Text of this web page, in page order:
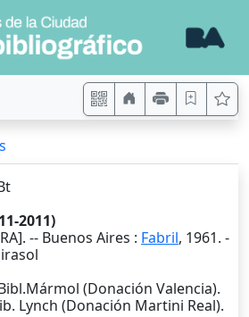
2011)
-- Buenos Aires : Fabril, 1961. -
(Donación Valencia).
Lynch (Donación Martini Real).